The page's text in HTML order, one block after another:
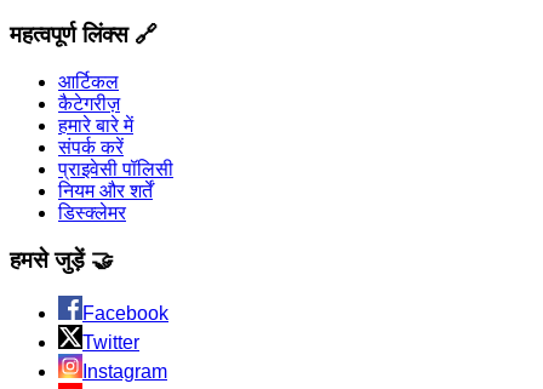
महत्वपूर्ण लिंक्स 🔗
आर्टिकल
कैटेगरीज़
हमारे बारे में
संपर्क करें
प्राइवेसी पॉलिसी
नियम और शर्तें
डिस्क्लेमर
हमसे जुड़ें 🤝
Facebook
Twitter
Instagram